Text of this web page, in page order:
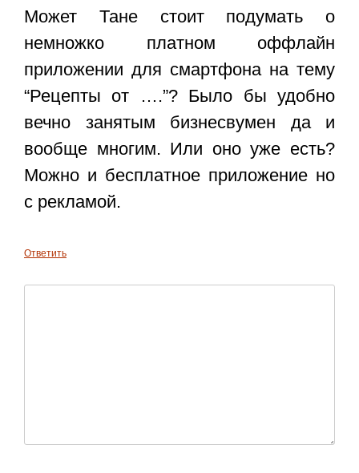
Может Тане стоит подумать о
немножко платном оффлайн
приложении для смартфона на тему
“Рецепты от ….”? Было бы удобно
вечно занятым бизнесвумен да и
вообще многим. Или оно уже есть?
Можно и бесплатное приложение но
с рекламой.
Ответить